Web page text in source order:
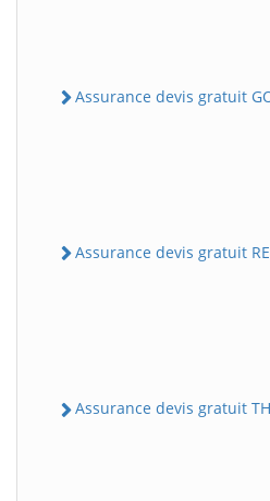
Assurance devis gratuit
Assurance devis gratuit
Assurance devis gratuit